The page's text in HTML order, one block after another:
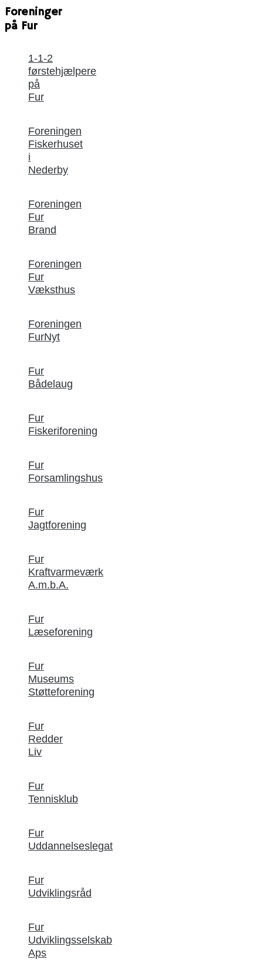
Foreninger
på Fur
1-1-2
førstehjælpere
på
Fur
Foreningen
Fiskerhuset
i
Nederby
Foreningen
Fur
Brand
Foreningen
Fur
Væksthus
Foreningen
FurNyt
Fur
Bådelaug
Fur
Fiskeriforening
Fur
Forsamlingshus
Fur
Jagtforening
Fur
Kraftvarmeværk
A.m.b.A.
Fur
Læseforening
Fur
Museums
Støtteforening
Fur
Redder
Liv
Fur
Tennisklub
Fur
Uddannelseslegat
Fur
Udviklingsråd
Fur
Udviklingsselskab
Aps